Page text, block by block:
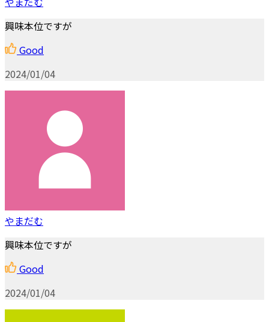
興味本位ですが
Good
2024/01/04
やまだむ
興味本位ですが
Good
2024/01/04